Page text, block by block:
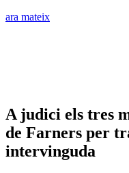
ara mateix
A judici els tres
de Farners per
intervinguda